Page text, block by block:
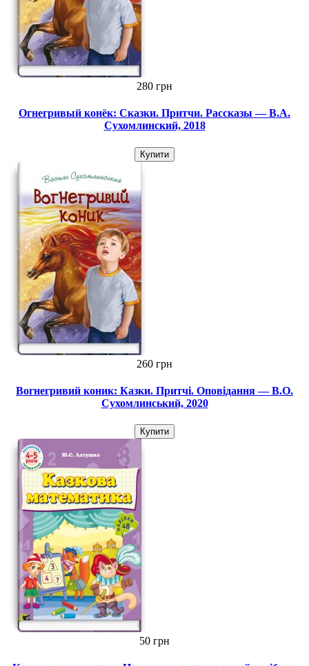
280 грн
Огнегривый конёк: Сказки. Притчи. Рассказы — В.А.
Сухомлинский, 2018
Купити
260 грн
Вогнегривий коник: Казки. Притчі. Оповідання — В.О.
Сухомлинський, 2020
Купити
50 грн